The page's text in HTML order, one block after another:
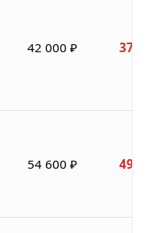
42 000 ₽ 37
54 600 ₽ 49